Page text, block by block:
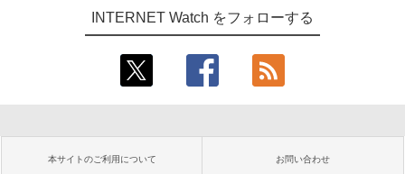
INTERNET Watch をフォローする
本サイトのご利用について お問い合わせ